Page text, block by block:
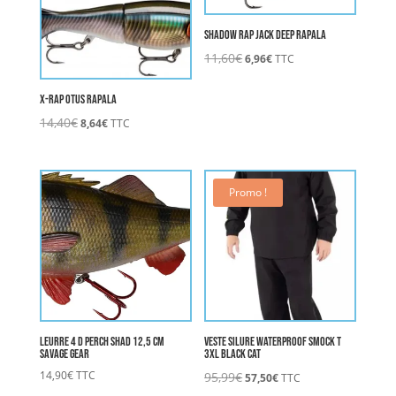
X-RAP OTUS RAPALA
14,40€Le
était :
14,40€.
8,64€Le
est :
8,64€.
TTC
SHADOW RAP JACK DEEP RAPALA
11,60€Le
6,96€Le
TTC
Leurre 4 D PERCH SHAD 12,5 cm
SAVAGE GEAR
14,90€TTC
Promo !
Veste Silure Waterproof Smock T
3XL BLACK CAT
95,99€Le
57,50€Le
TTC